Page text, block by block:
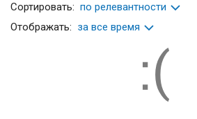
Сортировать: по релевантности
Отображать: за все время